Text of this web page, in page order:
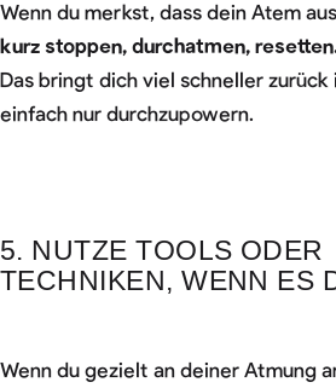
Wenn du merkst, dass dein Atem
kurz stoppen, durchatmen,
Das bringt dich viel schneller zurück
einfach nur durchzupowern.
5. NUTZE TOOLS ODER
TECHNIKEN, WENN ES
Wenn du gezielt an deiner Atmung